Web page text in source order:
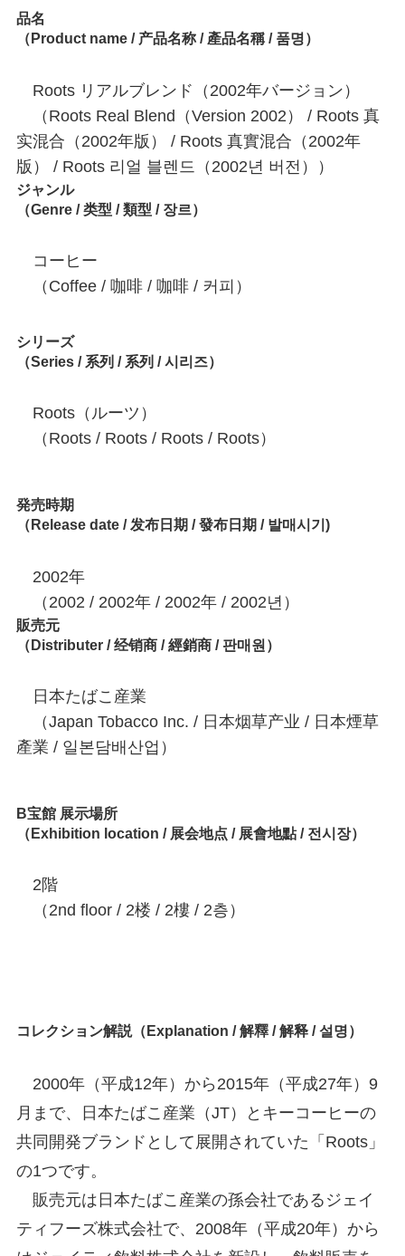
品名
（Product name / 产品名称 / 產品名稱 / 품명）
Roots リアルブレンド（2002年バージョン）
（Roots Real Blend（Version 2002） / Roots 真
实混合（2002年版） / Roots 真實混合（2002年
版） / Roots 리얼 블렌드（2002년 버전））
ジャンル
（Genre / 类型 / 類型 / 장르）
コーヒー
（Coffee / 咖啡 / 咖啡 / 커피）
シリーズ
（Series / 系列 / 系列 / 시리즈）
Roots（ルーツ）
（Roots / Roots / Roots / Roots）
発売時期
（Release date / 发布日期 / 發布日期 / 발매시기)
2002年
（2002 / 2002年 / 2002年 / 2002년）
販売元
（Distributer / 经销商 / 經銷商 / 판매원）
日本たばこ産業
（Japan Tobacco Inc. / 日本烟草产业 / 日本煙草
產業 / 일본담배산업）
B宝館 展示場所
（Exhibition location / 展会地点 / 展會地點 / 전시장）
2階
（2nd floor / 2楼 / 2樓 / 2층）
コレクション解説（Explanation / 解釋 / 解释 / 설명）
2000年（平成12年）から2015年（平成27年）9
月まで、日本たばこ産業（JT）とキーコーヒーの
共同開発ブランドとして展開されていた「Roots」
の1つです。
販売元は日本たばこ産業の孫会社であるジェイ
ティフーズ株式会社で、2008年（平成20年）から